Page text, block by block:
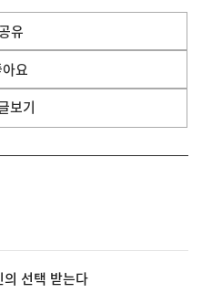
유
열
요
보기
선택 받는다